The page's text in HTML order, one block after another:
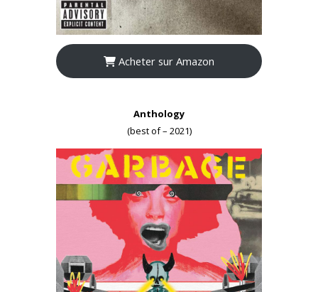
Acheter sur Amazon
Anthology
(best of – 2021)